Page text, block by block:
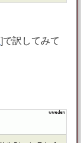
]で訳してみて